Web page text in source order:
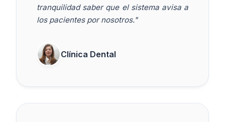
tranquilidad saber que el sistema avisa a
los pacientes por nosotros."
Clínica Dental